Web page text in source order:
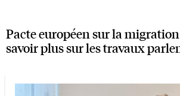
Pacte européen sur la
savoir plus sur les travaux